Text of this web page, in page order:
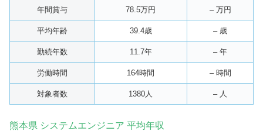
年間賞与 78.5万円 – 万円
平均年齢 39.4歳 – 歳
勤続年数 11.7年 – 年
労働時間 164時間 – 時間
対象者数 1380人 – 人
熊本県 システムエンジニア 平均年収